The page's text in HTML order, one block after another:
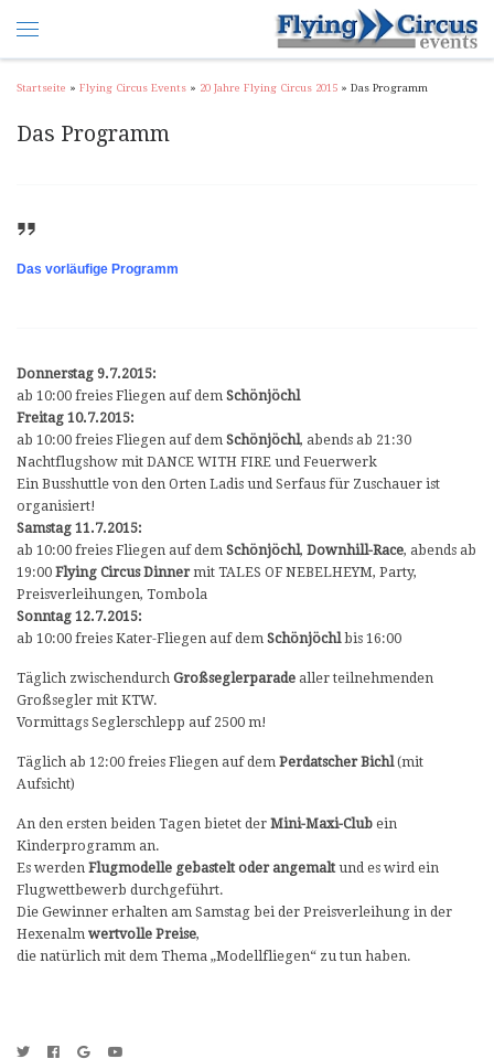
Startseite » Flying Circus Events » 20 Jahre Flying Circus 2015 » Das Programm
Das Programm
Das vorläufige Programm
Donnerstag 9.7.2015:
ab 10:00 freies Fliegen auf dem Schönjöchl
Freitag 10.7.2015:
ab 10:00 freies Fliegen auf dem Schönjöchl, abends ab 21:30
Nachtflugshow mit DANCE WITH FIRE und Feuerwerk
Ein Busshuttle von den Orten Ladis und Serfaus für Zuschauer ist
organisiert!
Samstag 11.7.2015:
ab 10:00 freies Fliegen auf dem Schönjöchl, Downhill-Race, abends ab
19:00 Flying Circus Dinnermit TALES OF NEBELHEYM, Party,
Preisverleihungen, Tombola
Sonntag 12.7.2015:
ab 10:00 freies Kater-Fliegen auf dem Schönjöchlbis 16:00
Täglich zwischendurch Großseglerparade aller teilnehmenden
Großsegler mit KTW.
Vormittags Seglerschlepp auf 2500 m!
Täglich ab 12:00 freies Fliegen auf dem Perdatscher Bichl(mit
Aufsicht)
An den ersten beiden Tagen bietet der Mini-Maxi-Club ein
Kinderprogramm an.
Es werden Flugmodelle gebastelt oder angemalt und es wird ein
Flugwettbewerb durchgeführt.
Die Gewinner erhalten am Samstag bei der Preisverleihung in der
Hexenalm wertvolle Preise,
die natürlich mit dem Thema „Modellfliegen“ zu tun haben.